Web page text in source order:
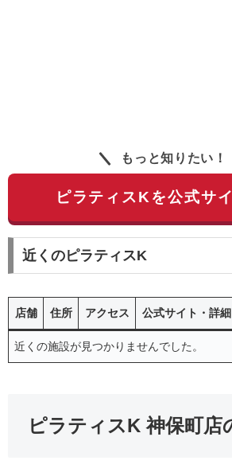
もっと知りたい！
ピラティスKを公式サ
近くのピラティスK
店舗 住所 アクセス 公式サイト・詳細
近くの施設が見つかりませんでした。
ピラティスK 神保町店